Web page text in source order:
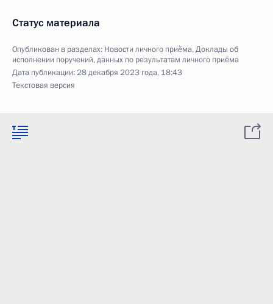
Статус материала
Опубликован в разделах: Новости личного приёма,Доклады об
исполнении поручений, данных по результатам личного приёма
Дата публикации:28 декабря 2023 года, 18:43
Текстовая версия